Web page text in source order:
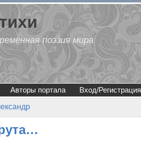
поэзия мира
Авторы портала Вход/Регистрация